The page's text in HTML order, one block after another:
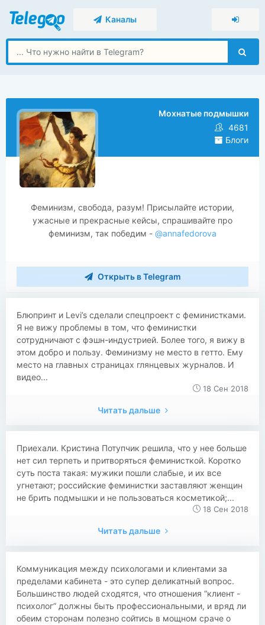
Каналы
Мохнатые подмышки
4681
Блоги
Феминизм, свобода, разум! Присылайте истории,
ужасные и прекрасные кейсы, спрашивайте про
феминизм, так победим - @annafedorova
Открыть в Telegram
Блюпринт и Levi’s сделали спецпроект с феминистками.
Я не вижу проблемы в том, что феминистки
сотрудничают с фэшн-индустрией. Более того, я вижу в
этом добро и пользу. Феминизму не место в гетто. Ему
место на главных страницах глянцевых журналов. И
видео...
18 Сен 2018
Читать дальше
Приехали. Кристина Потупчик решила, что у нее больше
нет сил терпеть и притворяться феминисткой. Коротко
суть поста такая: мужики пошли слабые, и их все
угнетают; российские феминистки заставляют женщин
не брить подмышки и не пользоваться косметикой;...
18 Сен 2018
Читать дальше
Коммуникация между психологами и клиентами за
пределами кабинета - это супер деликатный вопрос.
Большинство людей сходятся, что отношения “клиент -
психолог” должны быть профессиональными, и вряд ли
обеим сторонам полезно сойтись в мощном сраче о